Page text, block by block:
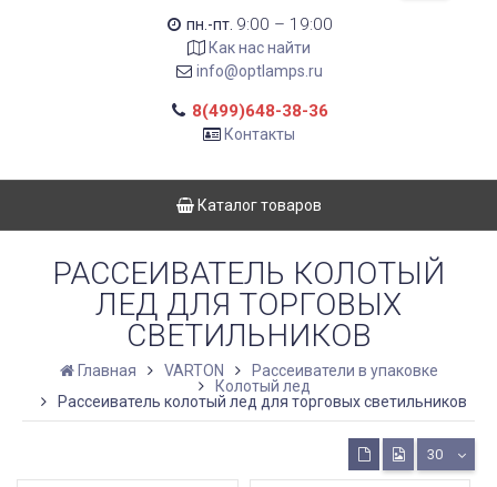
пн.-пт. 9:00 – 19:00
Как нас найти
info@optlamps.ru
8(499)648-38-36
Контакты
Каталог товаров
РАССЕИВАТЕЛЬ КОЛОТЫЙ
ЛЕД ДЛЯ ТОРГОВЫХ
СВЕТИЛЬНИКОВ
Главная VARTON
Рассеиватели в упаковке
Колотый лед
Рассеиватель колотый лед для торговых светильников
30